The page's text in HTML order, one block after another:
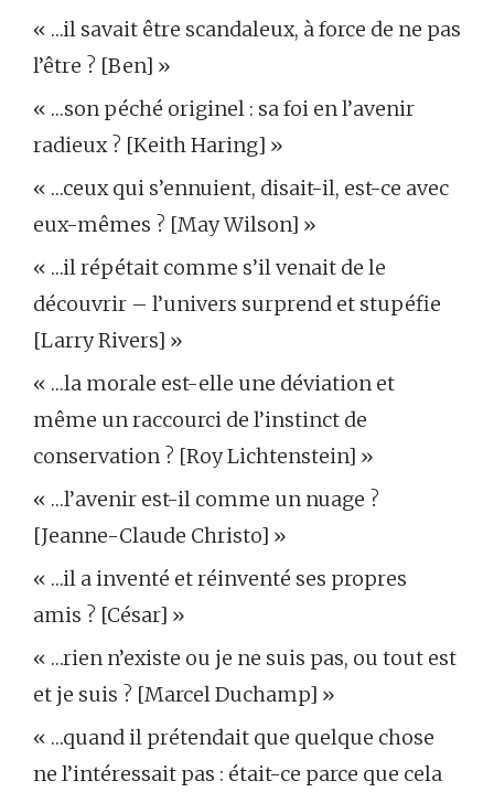
« …il savait être scandaleux, à force de ne pas
l’être ? [Ben] »
« …son péché originel : sa foi en l’avenir
radieux ? [Keith Haring] »
« …ceux qui s’ennuient, disait-il, est-ce avec
eux-mêmes ? [May Wilson] »
« …il répétait comme s’il venait de le
découvrir – l’univers surprend et stupéfie
[Larry Rivers] »
« …la morale est-elle une déviation et
même un raccourci de l’instinct de
conservation ? [Roy Lichtenstein] »
« …l’avenir est-il comme un nuage ?
[Jeanne-Claude Christo] »
« …il a inventé et réinventé ses propres
amis ? [César] »
« …rien n’existe ou je ne suis pas, ou tout est
et je suis ? [Marcel Duchamp] »
« …quand il prétendait que quelque chose
ne l’intéressait pas : était-ce parce que cela